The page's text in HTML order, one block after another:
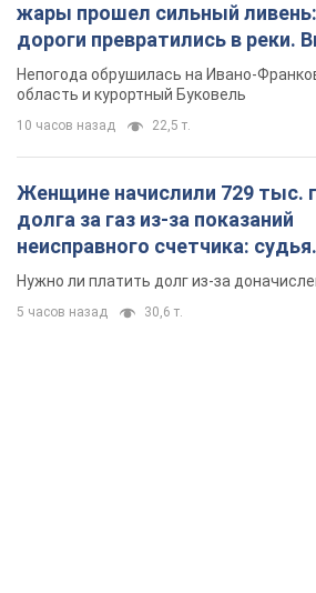
жары прошел сильный ливень:
дороги превратились в реки.
Непогода обрушилась на Ивано-
область и курортный Буковель
10 часов назад 22,5 т.
Женщине начислили 729 тыс.
долга за газ из-за показаний
неисправного счетчика: судья
вынес неожиданное решение
Нужно ли платить долг из-за
5 часов назад 30,6 т.